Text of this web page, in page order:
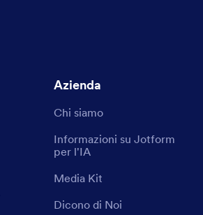
Azienda
Chi siamo
Informazioni su Jotform
per l'IA
Media Kit
Dicono di Noi